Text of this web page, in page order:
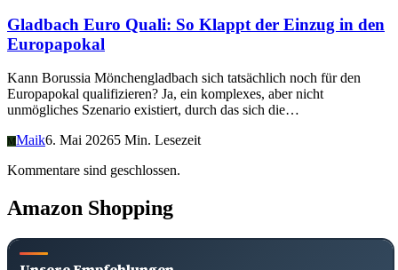
Gladbach Euro Quali: So Klappt der Einzug in den
Europapokal
Kann Borussia Mönchengladbach sich tatsächlich noch für den
Europapokal qualifizieren? Ja, ein komplexes, aber nicht
unmögliches Szenario existiert, durch das sich die…
M Maik6. Mai 20265 Min. Lesezeit
Kommentare sind geschlossen.
Amazon Shopping